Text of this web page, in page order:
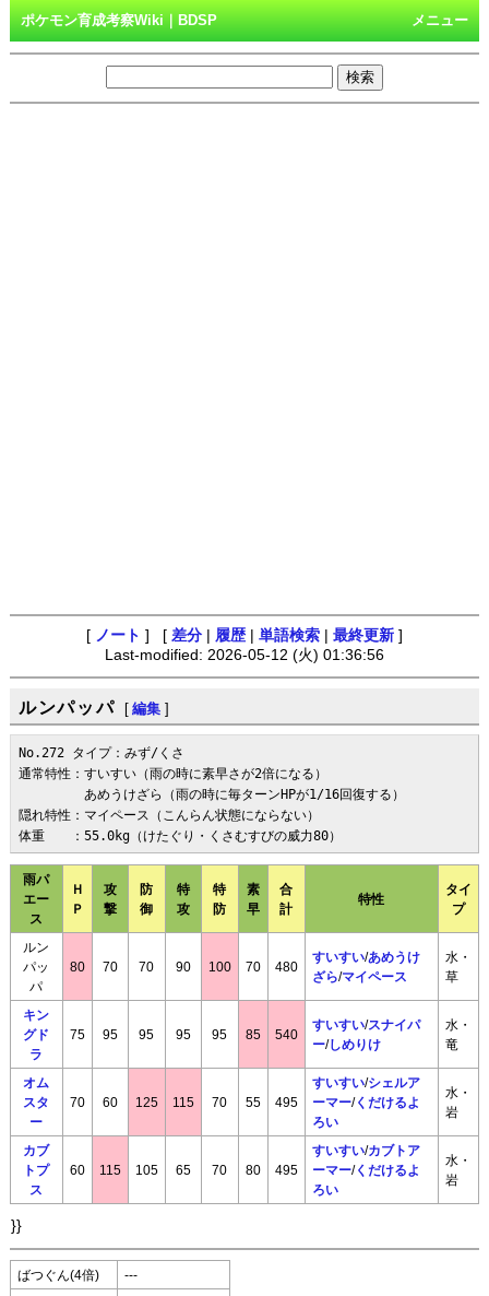
メニュー
ポケモン育成考察Wiki｜BDSP
[ ノート ] [ 差分 履歴 単語検索 最終更新 ]
Last-modified: 2026-05-12 (火) 01:36:56
ルンパッパ [ 編集 ]
No.272 タイプ：みず/くさ
通常特性：すいすい（雨の時に素早さが2倍になる）
あめうけざら（雨の時に毎ターンHPが1/16回復する）
隠れ特性：マイペース（こんらん状態にならない）
体重　　：55.0kg（けたぐり・くさむすびの威力80）
雨パ
エー
ス
Ｈ
Ｐ
攻
撃
防
御
特
攻
特
防
素
早
合
計
特性
タイ
プ
ルン
パッ
パ
80 70 70 90 100 70 480
すいすい/あめうけ
ざら/マイペース
水・
草
キン
グド
ラ
75 95 95 95 95 85 540
すいすい/スナイパ
ー/しめりけ
水・
竜
オム
スタ
ー
70 60 125 115 70 55 495
すいすい/シェルア
ーマー/くだけるよ
ろい
水・
岩
カブ
トプ
ス
60 115 105 65 70 80 495
すいすい/カブトア
ーマー/くだけるよ
ろい
水・
岩
}}
ばつぐん(4倍) ---